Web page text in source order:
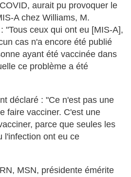
aurait pu provoquer le
A chez Williams, M.
"Tous ceux qui ont eu [MIS-A],
cas n'a encore été publié
ayant été vaccinée dans
ce problème a été
déclaré : "Ce n'est pas une
faire vacciner. C'est une
parce que seules les
l'infection ont eu ce
MSN, présidente émérite